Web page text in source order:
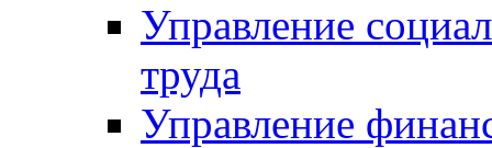
Управление
труда
Управление